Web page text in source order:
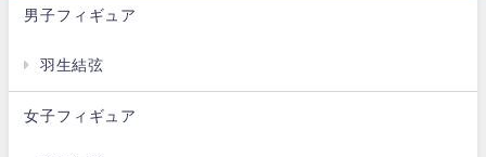
男子フィギュア
羽生結弦
女子フィギュア